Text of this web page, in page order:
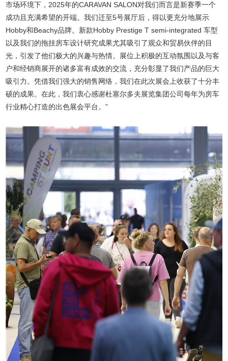
市场环境下，2025年的CARAVAN SALON对我们而言是新赛季一个
成功且充满希望的开端。我们迁至5号展厅后，得以更充分地展示
Hobby和Beachy品牌。新款Hobby Prestige T semi-integrated 车型
以及我们的拖挂房车设计研究成果尤其吸引了观众和贸易伙伴的目
光，引发了他们极大的兴趣与热情。展位上积极的互动氛围以及与客
户和经销商展开的诸多富有成效的交流，充分彰显了我们产品的巨大
吸引力。凭借我们强大的销售网络，我们在此次展会上收获了十分丰
硕的成果。在此，我们衷心感谢杜塞尔多夫展览集团公司每年为房车
行业精心打造的出色展会平台。”